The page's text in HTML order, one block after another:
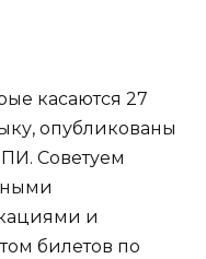
касаются 27
опубликованы
Советуем
и
билетов по